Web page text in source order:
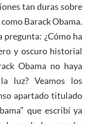
tan duras sobre
Barack Obama.
pregunta: ¿Cómo ha
y oscuro historial
Obama no haya
luz? Veamos los
apartado titulado
que escribí ya